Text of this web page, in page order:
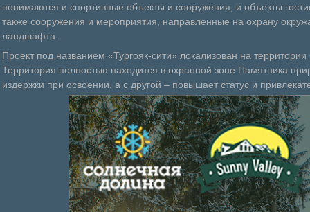
понимаются и спортивные объекты и сооружения, и объекты
также сооружения и мероприятия, направленные на охрану
ландшафта.
Проект под названием «Тургояк-сити» локализован на
Территория полностью находится в охранной зоне Памятника
издержки при освоении, а с другой – повышает статус и